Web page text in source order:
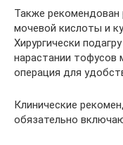
Также рекомендован
мочевой кислоты и
Хирургически
нарастании тофусов
операция для
Клинические
обязательно